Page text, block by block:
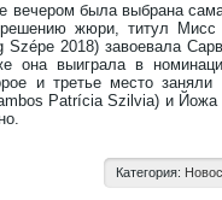
вечером была выбрана
жюри, титул Мисс
Szépe 2018) завоевала
она выиграла в
и третье место заняли
Patrícia Szilvia) и Йожа
Категория: